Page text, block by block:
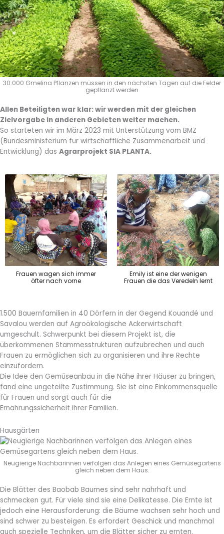
30.000 Gmelina Pflanzen müssen in den nächsten Tagen auf die Felder
gepflanzt werden
Allen Beteiligten war klar: wir werden mit der gleichen
Zielvorgabe in anderen Gebieten weiter machen.
So starteten wir im März 2023 mit Unterstützung vom BMZ
(Bundesministerium für wirtschaftliche Zusammenarbeit und
Entwicklung) das Agrarprojekt SIA PLANTA.
Frauen wagen sich immer
öfter nach vorne
Emily ist eine der wenigen
Frauen die das Veredeln lernt
1.500 Bauernfamilien in 40 Dörfern in der Gegend Kouandé und
Savalou werden auf Agroökologische Ackerwirtschaft
umgeschult. Schwerpunkt bei diesem Projekt ist, die
überkommenen Stammesstrukturen aufzubrechen und auch
Frauen zu ermöglichen sich zu organisieren und ihre Rechte
einzufordern.
Die Idee den Gemüseanbau in die Nähe ihrer Häuser zu bringen,
fand eine ungeteilte Zustimmung. Sie ist eine Einkommensquelle
für Frauen und sorgt auch für die
Ernährungssicherheit ihrer Familien.
Hausgärten
Neugierige Nachbarinnen verfolgen das Anlegen eines Gemüsegartens
gleich neben dem Haus.
Die Blätter des Baobab Baumes sind sehr nahrhaft und
schmecken gut. Für viele sind sie eine Delikatesse. Die Ernte ist
jedoch eine Herausforderung: die Bäume wachsen sehr hoch und
sind schwer zu besteigen. Es erfordert Geschick und manchmal
auch spezielle Techniken, um die Blätter sicher zu ernten.